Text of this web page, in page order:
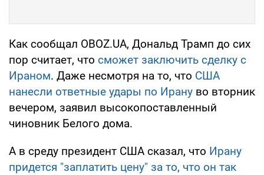
Как сообщал OBOZ.UA, Дональд Трамп до сих
пор считает, что сможет заключить сделку с
Ираном. Даже несмотря на то, что США
нанесли ответные удары по Ирану во вторник
вечером, заявил высокопоставленный
чиновник Белого дома.
А в среду президент США сказал, что Ирану
придется "заплатить цену" за то, что он так